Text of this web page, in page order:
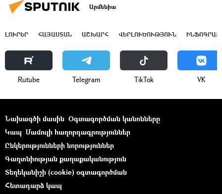
Արմենիա
ԼՈՒՐԵՐ ՀԱՅԱՍՏԱՆ ԱՇԽԱՐՀ ՎԵՐԼՈՒԾՈՒԹՅՈՒՆ
Rutube Telegram ТikТоk VK
Նախագծի մասին Օգտագործման կանոնները
Կապ Մամուլի հաղորդագրություններ
Ընկերությունների նորություններ
Գաղտնիության քաղաքականություն
Տեղեկանիշի (cookie) օգտագործման
Հետադարձ կապ